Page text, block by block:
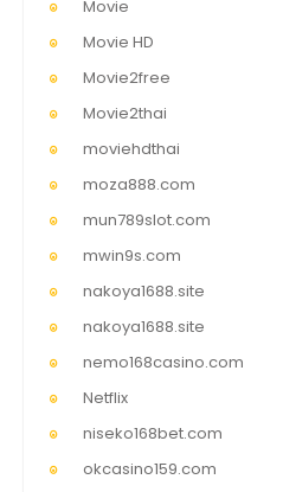
Movie
Movie HD
Movie2free
Movie2thai
moviehdthai
moza888.com
mun789slot.com
mwin9s.com
nakoya1688.site
nakoya1688.site
nemo168casino.com
Netflix
niseko168bet.com
okcasino159.com